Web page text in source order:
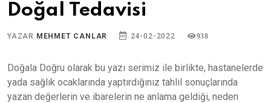
Doğal Tedavisi
YAZAR MEHMET CANLAR 24-02-2022 938
Doğala Doğru olarak bu yazı serimiz ile birlikte, hastanelerde
yada sağlık ocaklarında yaptırdığınız tahlil sonuçlarında
yazan değerlerin ve ibarelerin ne anlama geldiği, neden